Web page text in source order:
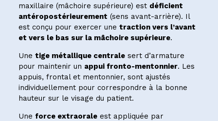
maxillaire (mâchoire supérieure) est déficient
antéropostérieurement (sens avant-arrière). Il
est conçu pour exercer une traction vers l’avant
et vers le bas sur la mâchoire supérieure.
Une tige métallique centralesert d’armature
pour maintenir un appui fronto-mentonnier. Les
appuis, frontal et mentonnier, sont ajustés
individuellement pour correspondre à la bonne
hauteur sur le visage du patient.
Une force extraoraleest appliquée par